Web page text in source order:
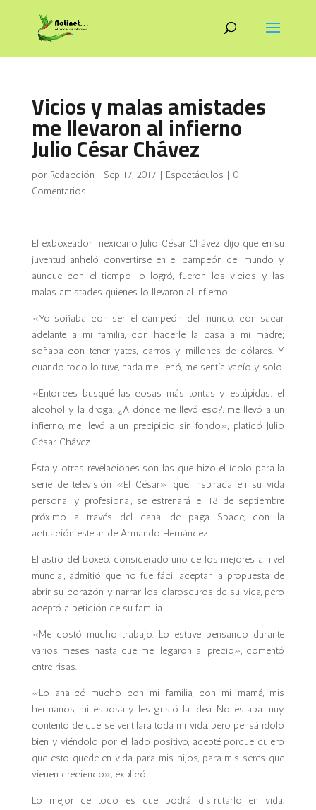
Vicios y malas amistades
me llevaron al infierno
Julio César Chávez
por Redacción | Sep 17, 2017 | Espectáculos | 0
Comentarios
El exboxeador mexicano Julio César Chávez dijo que en su
juventud anheló convertirse en el campeón del mundo, y
aunque con el tiempo lo logró, fueron los vicios y las
malas amistades quienes lo llevaron al infierno.
«Yo soñaba con ser el campeón del mundo, con sacar
adelante a mi familia, con hacerle la casa a mi madre;
soñaba con tener yates, carros y millones de dólares. Y
cuando todo lo tuve, nada me llenó, me sentía vacío y solo.
«Entonces, busqué las cosas más tontas y estúpidas: el
alcohol y la droga. ¿A dónde me llevó eso?, me llevó a un
infierno, me llevó a un precipicio sin fondo», platicó Julio
César Chávez.
Ésta y otras revelaciones son las que hizo el ídolo para la
serie de televisión «El César» que, inspirada en su vida
personal y profesional, se estrenará el 18 de septiembre
próximo a través del canal de paga Space, con la
actuación estelar de Armando Hernández.
El astro del boxeo, considerado uno de los mejores a nivel
mundial, admitió que no fue fácil aceptar la propuesta de
abrir su corazón y narrar los claroscuros de su vida, pero
aceptó a petición de su familia.
«Me costó mucho trabajo. Lo estuve pensando durante
varios meses hasta que me llegaron al precio», comentó
entre risas.
«Lo analicé mucho con mi familia, con mi mamá, mis
hermanos, mi esposa y les gustó la idea. No estaba muy
contento de que se ventilara toda mi vida, pero pensándolo
bien y viéndolo por el lado positivo, acepté porque quiero
que esto quede en vida para mis hijos, para mis seres que
vienen creciendo», explicó.
Lo mejor de todo es que podrá disfrutarlo en vida.